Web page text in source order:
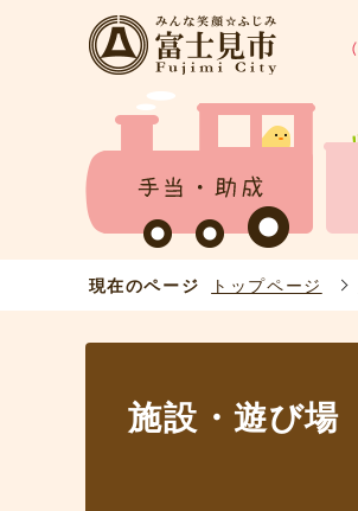
現在のページ トップページ
施設・遊び場